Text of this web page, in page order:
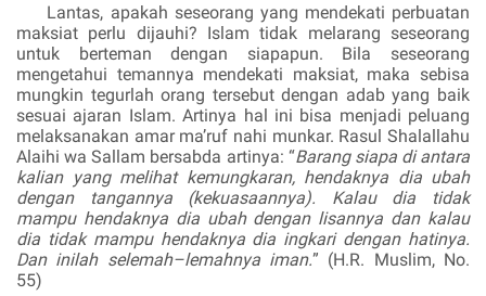
Lantas, apakah seseorang yang mendekati perbuatan
maksiat perlu dijauhi? Islam tidak melarang seseorang
untuk berteman dengan siapapun. Bila seseorang
mengetahui temannya mendekati maksiat, maka sebisa
mungkin tegurlah orang tersebut dengan adab yang baik
sesuai ajaran Islam. Artinya hal ini bisa menjadi peluang
melaksanakan amar ma’ruf nahi munkar. Rasul Shalallahu
Alaihi wa Sallam bersabda artinya: “Barang siapa di antara
kalian yang melihat kemungkaran, hendaknya dia ubah
dengan tangannya (kekuasaannya). Kalau dia tidak
mampu hendaknya dia ubah dengan lisannya dan kalau
dia tidak mampu hendaknya dia ingkari dengan hatinya.
Dan inilah selemah–lemahnya iman.” (H.R. Muslim, No.
55)